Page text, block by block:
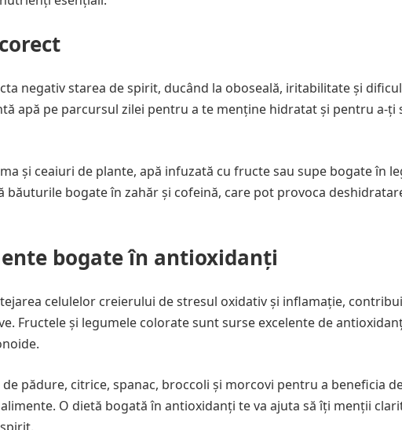
negativ starea de spirit, ducând la oboseală, iritabilitate și
apă pe parcursul zilei pentru a te menține hidratat și pentru a-ți
și ceaiuri de plante, apă infuzată cu fructe sau supe bogate în
băuturile bogate în zahăr și cofeină, care pot provoca
bogate în antioxidanți
celulelor creierului de stresul oxidativ și inflamație,
Fructele și legumele colorate sunt surse excelente de
pădure, citrice, spanac, broccoli și morcovi pentru a beneficia
O dietă bogată în antioxidanți te va ajuta să îți menții